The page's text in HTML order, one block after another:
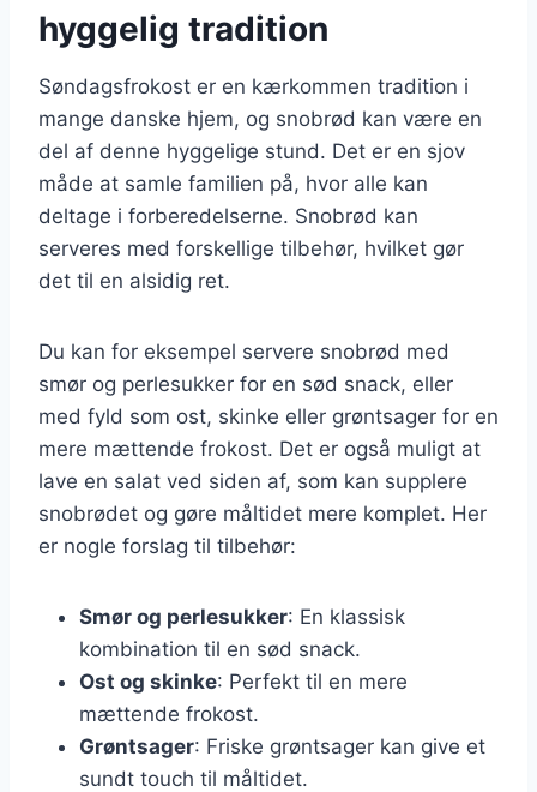
hyggelig tradition
Søndagsfrokost er en kærkommen tradition i
mange danske hjem, og snobrød kan være en
del af denne hyggelige stund. Det er en sjov
måde at samle familien på, hvor alle kan
deltage i forberedelserne. Snobrød kan
serveres med forskellige tilbehør, hvilket gør
det til en alsidig ret.
Du kan for eksempel servere snobrød med
smør og perlesukker for en sød snack, eller
med fyld som ost, skinke eller grøntsager for en
mere mættende frokost. Det er også muligt at
lave en salat ved siden af, som kan supplere
snobrødet og gøre måltidet mere komplet. Her
er nogle forslag til tilbehør:
Smør og perlesukker: En klassisk
kombination til en sød snack.
Ost og skinke: Perfekt til en mere
mættende frokost.
Grøntsager: Friske grøntsager kan give et
sundt touch til måltidet.